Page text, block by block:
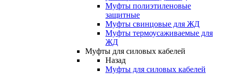
Муфты полиэтиленовые
защитные
Муфты свинцовые для ЖД
Муфты термоусаживаемые для
ЖД
Муфты для силовых кабелей
Назад
Муфты для силовых кабелей